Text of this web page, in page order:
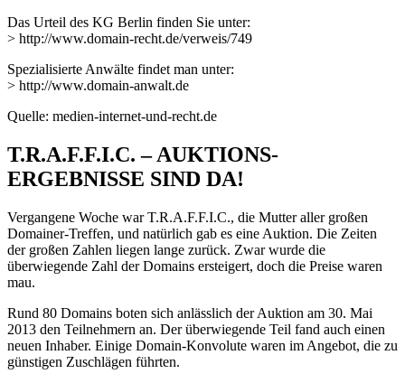
Das Urteil des KG Berlin finden Sie unter:
> http://www.domain-recht.de/verweis/749
Spezialisierte Anwälte findet man unter:
> http://www.domain-anwalt.de
Quelle: medien-internet-und-recht.de
T.R.A.F.F.I.C. – AUKTIONS-
ERGEBNISSE SIND DA!
Vergangene Woche war T.R.A.F.F.I.C., die Mutter aller großen
Domainer-Treffen, und natürlich gab es eine Auktion. Die Zeiten
der großen Zahlen liegen lange zurück. Zwar wurde die
überwiegende Zahl der Domains ersteigert, doch die Preise waren
mau.
Rund 80 Domains boten sich anlässlich der Auktion am 30. Mai
2013 den Teilnehmern an. Der überwiegende Teil fand auch einen
neuen Inhaber. Einige Domain-Konvolute waren im Angebot, die zu
günstigen Zuschlägen führten.